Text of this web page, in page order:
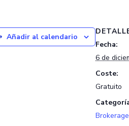
Añadir al calendario
Fecha:
6 de
Coste:
Gratuito